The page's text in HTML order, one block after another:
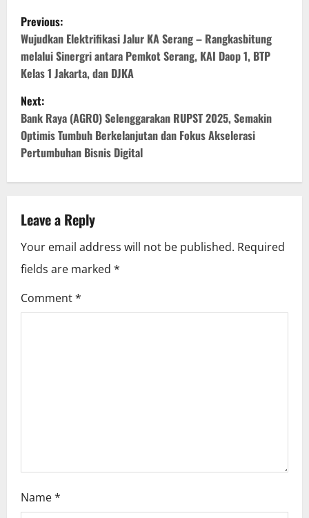
P
o
s
t
n
a
v
i
g
a
t
Previous:
Wujudkan Elektrifikasi Jalur KA Serang – Rangkasbitung
melalui Sinergri antara Pemkot Serang, KAI Daop 1, BTP
Kelas 1 Jakarta, dan DJKA
Next:
Bank Raya (AGRO) Selenggarakan RUPST 2025, Semakin
Optimis Tumbuh Berkelanjutan dan Fokus Akselerasi
Pertumbuhan Bisnis Digital
Leave a Reply
Your email address will not be published. Required
fields are marked *
Comment*
Name*